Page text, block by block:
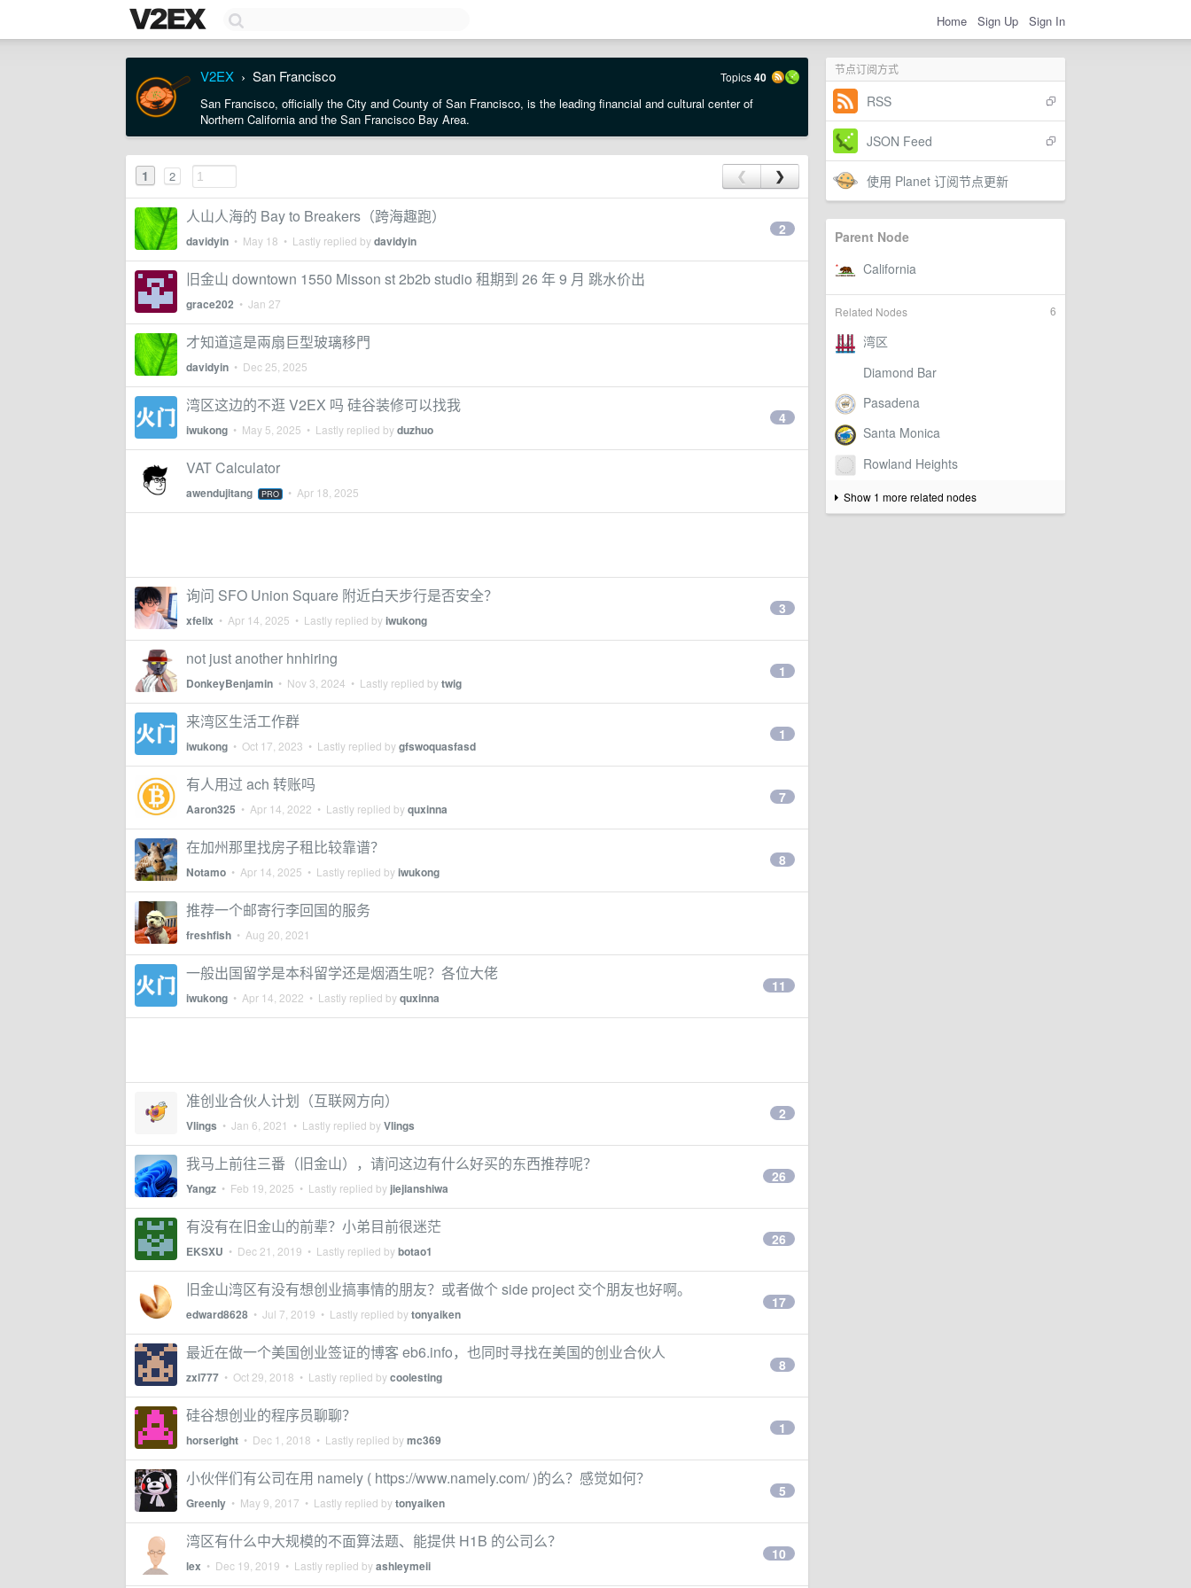
Home Sign Up Sign In
节点订阅方式
RSS
JSON Feed
使用 Planet 订阅节点更新
Parent Node
6
Related Nodes
Show 1 more related nodes
V2EX › San Francisco Topics40
San Francisco, officially the City and County of San Francisco, is the leading financial and cultural center of
Northern California and the San Francisco Bay Area.
1 2 ❮ ❯
人山人海的 Bay to Breakers（跨海趣跑）
davidyin • May 18 • Lastly replied bydavidyin
2
旧金山 downtown 1550 Misson st 2b2b studio 租期到 26 年 9 月 跳水价出
grace202 • Jan 27
才知道這是兩扇巨型玻璃移門
davidyin • Dec 25, 2025
湾区这边的不逛 V2EX 吗 硅谷装修可以找我
iwukong • May 5, 2025 • Lastly replied byduzhuo
4
VAT Calculator
awendujitang PRO • Apr 18, 2025
询问 SFO Union Square 附近白天步行是否安全？
xfelix • Apr 14, 2025 • Lastly replied byiwukong
3
not just another hnhiring
DonkeyBenjamin • Nov 3, 2024 • Lastly replied bytwig
1
来湾区生活工作群
iwukong • Oct 17, 2023 • Lastly replied bygfswoquasfasd
1
有人用过 ach 转账吗
Aaron325 • Apr 14, 2022 • Lastly replied byquxinna
7
在加州那里找房子租比较靠谱？
Notamo • Apr 14, 2025 • Lastly replied byiwukong
8
推荐一个邮寄行李回国的服务
freshfish • Aug 20, 2021
一般出国留学是本科留学还是烟酒生呢？各位大佬
iwukong • Apr 14, 2022 • Lastly replied byquxinna
11
准创业合伙人计划（互联网方向）
Vlings • Jan 6, 2021 • Lastly replied byVlings
2
我马上前往三番（旧金山），请问这边有什么好买的东西推荐呢？
Yangz • Feb 19, 2025 • Lastly replied by jiejianshiwa
26
有没有在旧金山的前辈？小弟目前很迷茫
EKSXU • Dec 21, 2019 • Lastly replied bybotao1
26
旧金山湾区有没有想创业搞事情的朋友？或者做个 side project 交个朋友也好啊。
edward8628 • Jul 7, 2019 • Lastly replied bytonyaiken
17
最近在做一个美国创业签证的博客 eb6.info，也同时寻找在美国的创业合伙人
zxl777 • Oct 29, 2018 • Lastly replied bycoolesting
8
硅谷想创业的程序员聊聊？
horseright • Dec 1, 2018 • Lastly replied bymc369
1
小伙伴们有公司在用 namely ( https://www.namely.com/ )的么？感觉如何？
Greenly • May 9, 2017 • Lastly replied bytonyaiken
5
湾区有什么中大规模的不面算法题、能提供 H1B 的公司么？
lex • Dec 19, 2019 • Lastly replied byashleymeii
10